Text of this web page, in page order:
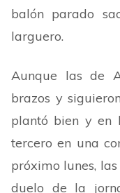
balón parado
larguero.
Aunque las de
brazos y
plantó bien y en
tercero en una
próximo lunes,
duelo de la